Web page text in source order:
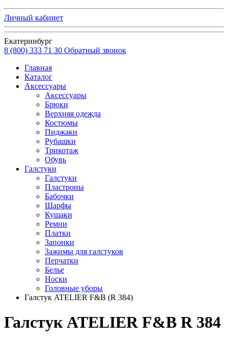
Личный кабинет
Екатеринбург
8 (800) 333 71 30 Обратный звонок
Главная
Каталог
Аксессуары
Аксессуары
Брюки
Верхняя одежда
Костюмы
Пиджаки
Рубашки
Трикотаж
Обувь
Галстуки
Галстуки
Пластроны
Бабочки
Шарфы
Кушаки
Ремни
Платки
Запонки
Зажимы для галстуков
Перчатки
Белье
Носки
Головные уборы
Галстук ATELIER F&B (R 384)
Галстук ATELIER F&B R 384